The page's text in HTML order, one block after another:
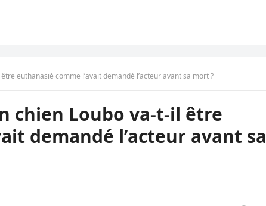
euthanasié comme l’avait demandé l’acteur avant sa mort ?
chien Loubo va-t-il être
demandé l’acteur avant sa